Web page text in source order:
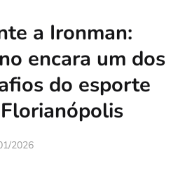
a Ironman:
encara um dos
do esporte
2026